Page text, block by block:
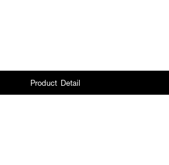
Product Detail